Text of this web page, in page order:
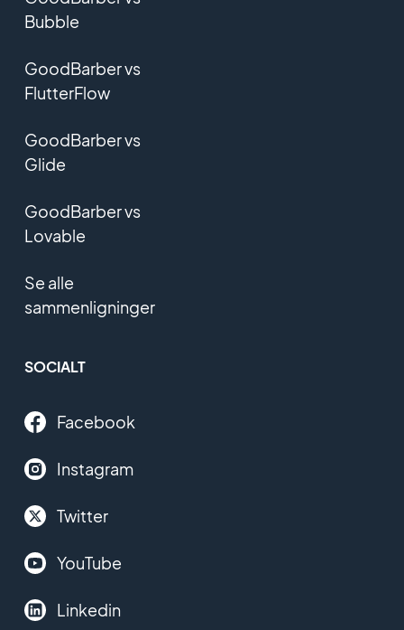
Bubble
GoodBarber vs
FlutterFlow
GoodBarber vs
Glide
GoodBarber vs
Lovable
Se alle
sammenligninger
SOCIALT
Facebook
Instagram
Twitter
YouTube
Linkedin